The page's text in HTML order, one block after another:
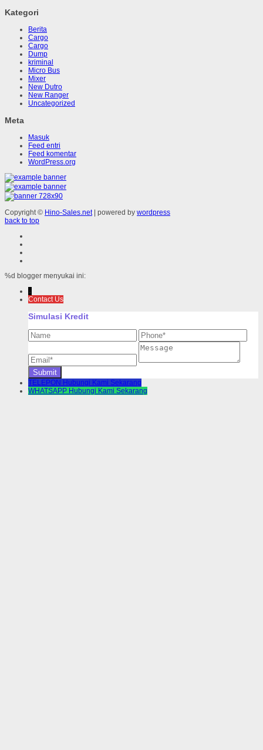
Kategori
Berita
Cargo
Cargo
Dump
kriminal
Micro Bus
Mixer
New Dutro
New Ranger
Uncategorized
Meta
Masuk
Feed entri
Feed komentar
WordPress.org
Copyright © Hino-Sales.net| powered by wordpress
back to top
%d blogger menyukai ini:
↓
Contact Us
Simulasi Kredit
TELEPON Hubungi Kami Sekarang
WHATSAPP Hubungi Kami Sekarang